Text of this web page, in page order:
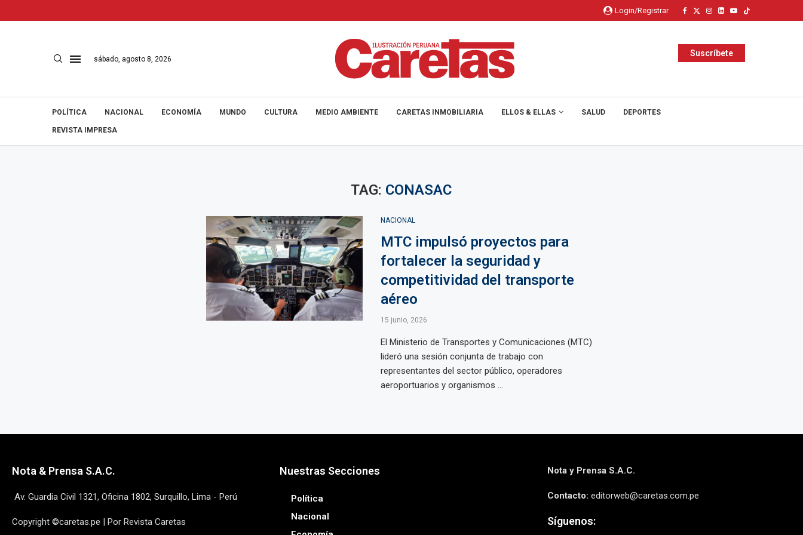
Login/Registrar
sábado, agosto 8, 2026
Suscríbete
POLÍTICA NACIONAL ECONOMÍA MUNDO CULTURA MEDIO AMBIENTE CARETAS INMOBILIARIA ELLOS & ELLAS SALUD DEPORTES
REVISTA IMPRESA
TAG: CONASAC
NACIONAL
MTC impulsó proyectos para
fortalecer la seguridad y
competitividad del transporte
aéreo
15 junio, 2026
El Ministerio de Transportes y Comunicaciones (MTC)
lideró una sesión conjunta de trabajo con
representantes del sector público, operadores
aeroportuarios y organismos ...
Nota & Prensa S.A.C.
Av. Guardia Civil 1321, Oficina 1802, Surquillo, Lima - Perú
Copyright ©caretas.pe | Por Revista Caretas
Nuestras Secciones
Política
Nacional
Nota y Prensa S.A.C.
Contacto: editorweb@caretas.com.pe
Síguenos: